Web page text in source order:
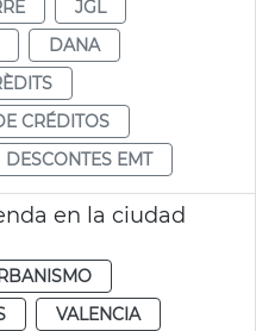
JGL
DANA
CRÉDITOS
DESCONTES EMT
en la ciudad
VALENCIA